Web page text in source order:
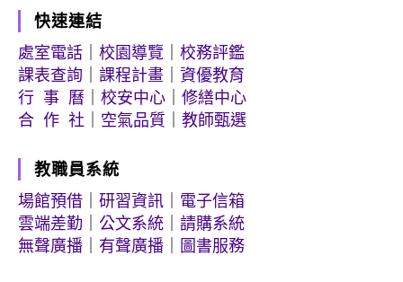
快速連結
處室電話
校園導覽
校務評鑑
課表查詢
課程計畫
資優教育
行 事 曆
校安中心
修繕中心
合 作 社
空氣品質 教師甄選
教職員系統
場館預借
研習資訊
電子信箱
雲端差勤
公文系統
請購系統
無聲廣播
有聲廣播 圖書服務